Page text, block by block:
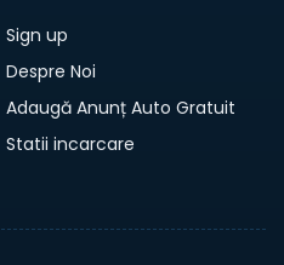
Sign up
Despre Noi
Adaugă Anunț Auto Gratuit
Statii incarcare